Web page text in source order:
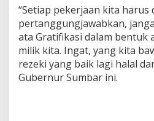
“Setiap pekerjaan kita harus
pertanggungjawabkan,
ata Gratifikasi dalam bentuk
milik kita. Ingat, yang kita
rezeki yang baik lagi halal
Gubernur Sumbar ini.